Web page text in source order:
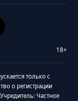
18+
только с
о регистрации
Частное